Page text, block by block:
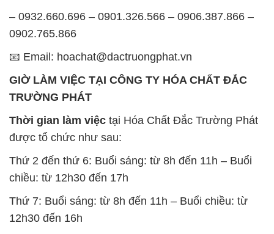
– 0932.660.696 – 0901.326.566 – 0906.387.866 –
0902.765.866
📧 Email: hoachat@dactruongphat.vn
GIỜ LÀM VIỆC TẠI CÔNG TY HÓA CHẤT ĐẮC
TRƯỜNG PHÁT
Thời gian làm việc tại Hóa Chất Đắc Trường Phát
được tổ chức như sau:
Thứ 2 đến thứ 6: Buổi sáng: từ 8h đến 11h – Buổi
chiều: từ 12h30 đến 17h
Thứ 7: Buổi sáng: từ 8h đến 11h – Buổi chiều: từ
12h30 đến 16h